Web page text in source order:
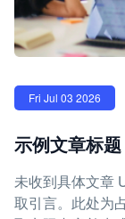
Fri Jul 03 2026
示例文章标题
未收到具体文章
取引言。此处为